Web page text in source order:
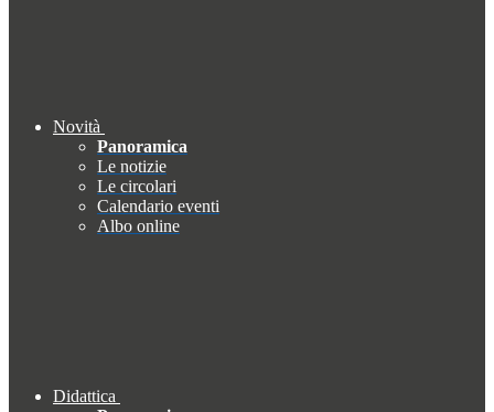
Novità
Panoramica
Le notizie
Le circolari
Calendario eventi
Albo online
Didattica